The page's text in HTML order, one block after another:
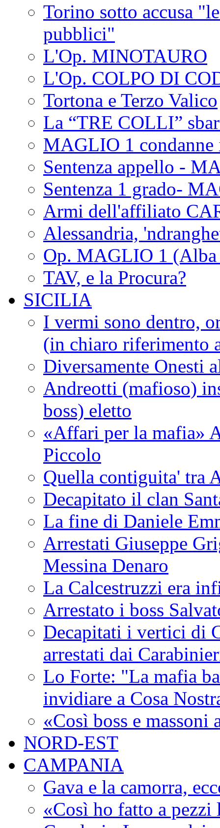
Torino sotto accusa
pubblici"
L'Op. MINOTAURO
L'Op. COLPO DI
Tortona e Terzo Valico
La “TRE COLLI”
MAGLIO 1 condanne
Sentenza appello -
Sentenza 1 grado-
Armi dell'affiliato
Alessandria,
Op. MAGLIO 1 (Alba
TAV, e la Procura?
SICILIA
I vermi sono dentro,
(in chiaro riferimento
Diversamente Onesti
Andreotti (mafioso)
boss) eletto
«Affari per la mafia»
Piccolo
Quella contiguita' tra
Decapitato il clan
La fine di Daniele
Arrestati Giuseppe
Messina Denaro
La Calcestruzzi era
Arrestato i boss
Decapitati i vertici di
arrestati dai
Lo Forte: "La mafia
invidiare a Cosa
«Così boss e massoni
NORD-EST
CAMPANIA
Gava e la camorra,
«Così ho fatto a pezzi